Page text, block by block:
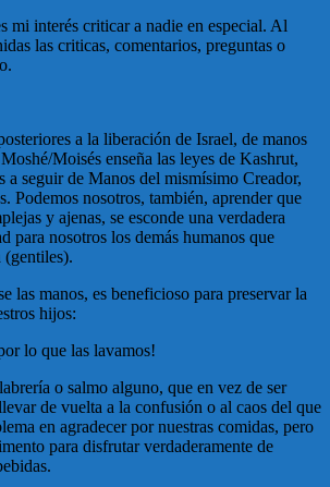
mi interés criticar a nadie en especial. Al
las criticas, comentarios, preguntas o
a la liberación de Israel, de manos
Moisés enseña las leyes de Kashrut,
a seguir de Manos del mismísimo Creador,
Podemos nosotros, también, aprender que
y ajenas, se esconde una verdadera
para nosotros los demás humanos que
(gentiles).
las manos, es beneficioso para preservar la
hijos:
lo que las lavamos!
o salmo alguno, que en vez de ser
de vuelta a la confusión o al caos del que
en agradecer por nuestras comidas, pero
para disfrutar verdaderamente de